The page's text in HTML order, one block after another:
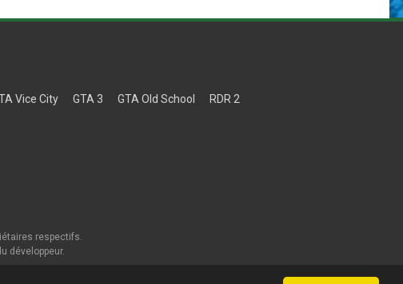
Vice City GTA 3 GTA Old School RDR 2
respectifs.
développeur.